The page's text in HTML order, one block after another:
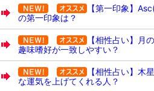
【第一印象】
の第一印象は？
【相性占い】月
趣味嗜好が一致しやすい？
【相性占い】木
な運気を上げてくれる人？